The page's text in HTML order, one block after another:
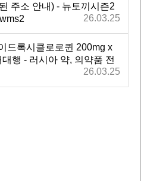
주소 안내) - 뉴토끼시즌2
26.03.25
드록시클로로퀸 200mg x
행 - 러시아 약, 의약품 전
26.03.25